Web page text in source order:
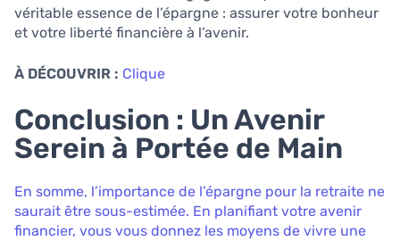
véritable essence de l’épargne : assurer votre bonheur
et votre liberté financière à l’avenir.
À DÉCOUVRIR : Clique
Conclusion : Un Avenir
Serein à Portée de Main
En somme, l’importance de l’épargne pour la retraite ne
saurait être sous-estimée. En planifiant votre avenir
financier, vous vous donnez les moyens de vivre une